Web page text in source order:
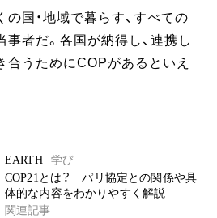
国・地域で暮らす、すべての
者だ。各国が納得し、連携し
合うためにCOPがあるといえ
EARTH
学び
COP21とは？ パリ協定との関係や具
体的な内容をわかりやすく解説
関連記事